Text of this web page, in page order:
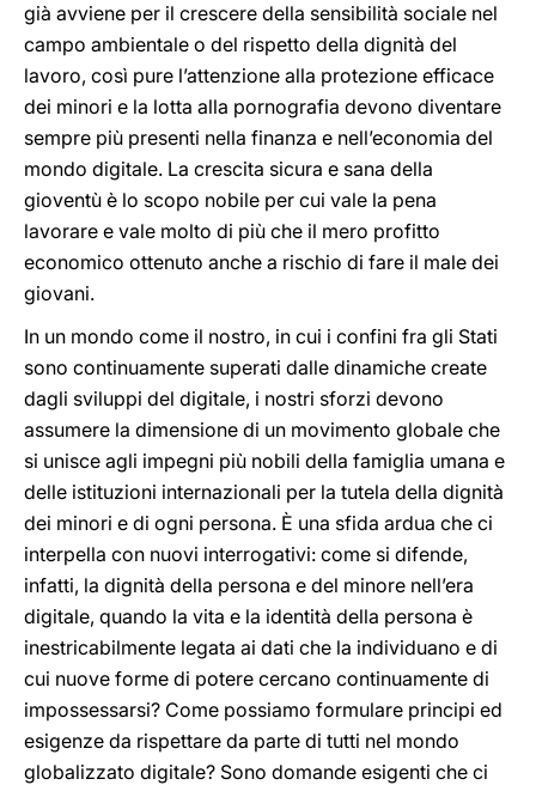
già avviene per il crescere della sensibilità sociale nel
campo ambientale o del rispetto della dignità del
lavoro, così pure l’attenzione alla protezione efficace
dei minori e la lotta alla pornografia devono diventare
sempre più presenti nella finanza e nell’economia del
mondo digitale. La crescita sicura e sana della
gioventù è lo scopo nobile per cui vale la pena
lavorare e vale molto di più che il mero profitto
economico ottenuto anche a rischio di fare il male dei
giovani.
In un mondo come il nostro, in cui i confini fra gli Stati
sono continuamente superati dalle dinamiche create
dagli sviluppi del digitale, i nostri sforzi devono
assumere la dimensione di un movimento globale che
si unisce agli impegni più nobili della famiglia umana e
delle istituzioni internazionali per la tutela della dignità
dei minori e di ogni persona. È una sfida ardua che ci
interpella con nuovi interrogativi: come si difende,
infatti, la dignità della persona e del minore nell’era
digitale, quando la vita e la identità della persona è
inestricabilmente legata ai dati che la individuano e di
cui nuove forme di potere cercano continuamente di
impossessarsi? Come possiamo formulare principi ed
esigenze da rispettare da parte di tutti nel mondo
globalizzato digitale? Sono domande esigenti che ci